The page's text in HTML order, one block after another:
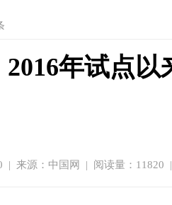
2016年试点
| 来源：中国网 | 阅读量：